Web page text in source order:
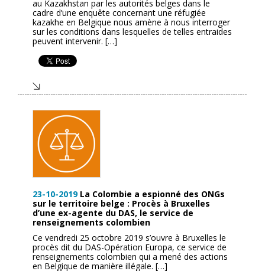
au Kazakhstan par les autorités belges dans le
cadre d’une enquête concernant une réfugiée
kazakhe en Belgique nous amène à nous interroger
sur les conditions dans lesquelles de telles entraides
peuvent intervenir. […]
23-10-2019 La Colombie a espionné des ONGs
sur le territoire belge : Procès à Bruxelles
d’une ex-agente du DAS, le service de
renseignements colombien
Ce vendredi 25 octobre 2019 s’ouvre à Bruxelles le
procès dit du DAS-Opération Europa, ce service de
renseignements colombien qui a mené des actions
en Belgique de manière illégale. […]